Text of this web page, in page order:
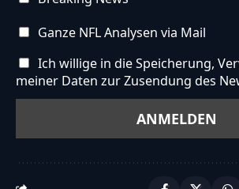
Ganze NFL Analysen via Mail
Ich willige in die Speicherung,
meiner Daten zur Zusendung des